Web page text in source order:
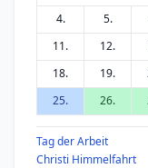
4.
5.
11.
12.
18.
19.
25.
26.
Tag der Arbeit
Christi Himmelfahrt